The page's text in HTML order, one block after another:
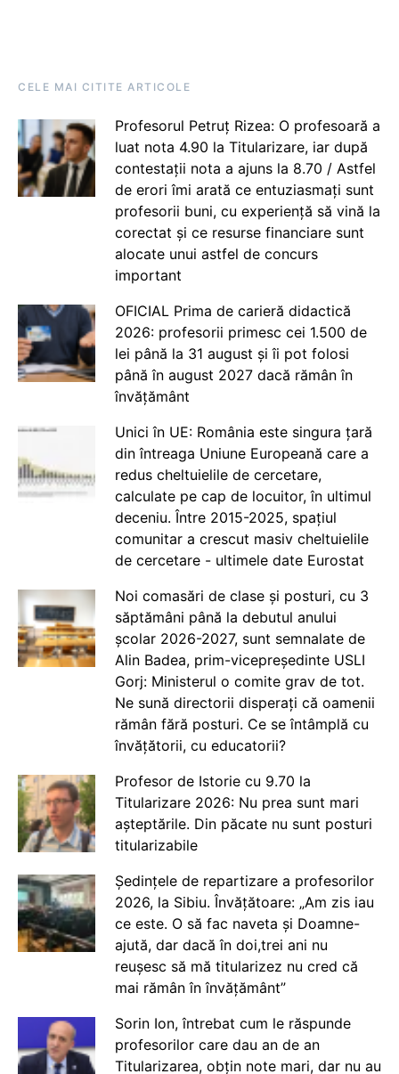
CELE MAI CITITE ARTICOLE
Profesorul Petruț Rizea: O profesoară a
luat nota 4.90 la Titularizare, iar după
contestații nota a ajuns la 8.70 / Astfel
de erori îmi arată ce entuziasmați sunt
profesorii buni, cu experiență să vină la
corectat și ce resurse financiare sunt
alocate unui astfel de concurs
important
OFICIAL Prima de carieră didactică
2026: profesorii primesc cei 1.500 de
lei până la 31 august și îi pot folosi
până în august 2027 dacă rămân în
învățământ
Unici în UE: România este singura țară
din întreaga Uniune Europeană care a
redus cheltuielile de cercetare,
calculate pe cap de locuitor, în ultimul
deceniu. Între 2015-2025, spațiul
comunitar a crescut masiv cheltuielile
de cercetare - ultimele date Eurostat
Noi comasări de clase și posturi, cu 3
săptămâni până la debutul anului
școlar 2026-2027, sunt semnalate de
Alin Badea, prim-vicepreședinte USLI
Gorj: Ministerul o comite grav de tot.
Ne sună directorii disperați că oamenii
rămân fără posturi. Ce se întâmplă cu
învățătorii, cu educatorii?
Profesor de Istorie cu 9.70 la
Titularizare 2026: Nu prea sunt mari
așteptările. Din păcate nu sunt posturi
titularizabile
Ședințele de repartizare a profesorilor
2026, la Sibiu. Învățătoare: „Am zis iau
ce este. O să fac naveta și Doamne-
ajută, dar dacă în doi,trei ani nu
reușesc să mă titularizez nu cred că
mai rămân în învățământ”
Sorin Ion, întrebat cum le răspunde
profesorilor care dau an de an
Titularizarea, obțin note mari, dar nu au